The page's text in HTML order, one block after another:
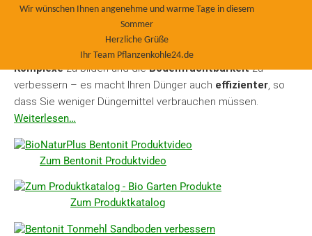
Wir wünschen Ihnen angenehme und warme Tage in diesem
Sommer
Herzliche Grüße
Ihr Team Pflanzenkohle24.de
abzugeben.Wenn SieSandbödenin fruchtbaren Boden
umgestalten möchten, finden Sie hier viele Informationen.
Dadurch trägt Bentonit nicht nur dazu bei,
Komplexezu bilden und dieBodenfruchtbarkeitzu
verbessern – es macht Ihren Dünger auch effizienter, so
dass Sie weniger Düngemittel verbrauchen müssen.
Weiterlesen…
Zum Bentonit Produktvideo
Zum Produktkatalog